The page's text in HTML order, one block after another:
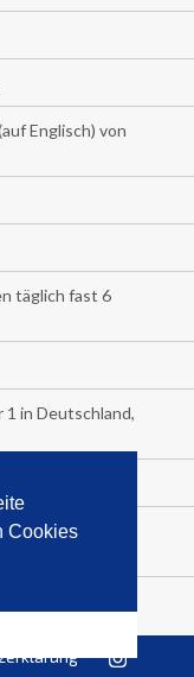
Cookies
Englisch) von
täglich fast 6
in Deutschland,
und
für